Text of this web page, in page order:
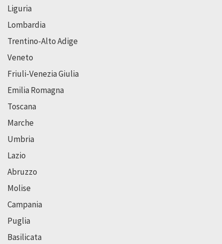
Liguria
Lombardia
Trentino-Alto Adige
Veneto
Friuli-Venezia Giulia
Emilia Romagna
Toscana
Marche
Umbria
Lazio
Abruzzo
Molise
Campania
Puglia
Basilicata